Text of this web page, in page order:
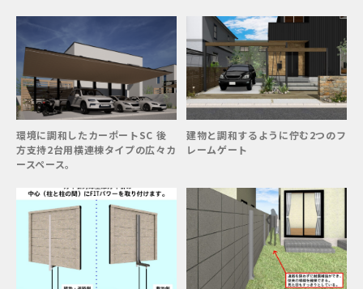
環境に調和したカーポートSC 後
方支持2台用横連棟タイプの広々カ
ースペース。
建物と調和するように佇む2つのフ
レームゲート